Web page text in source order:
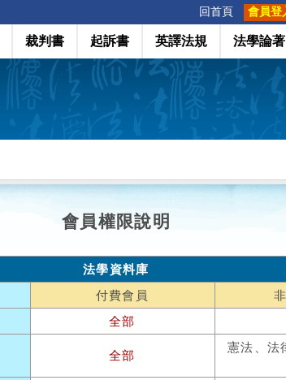
回首頁 會員登
裁判書 起訴書 英譯法規 法學論著
會員權限說明
法學資料庫
付費會員
全部
全部
憲法、法